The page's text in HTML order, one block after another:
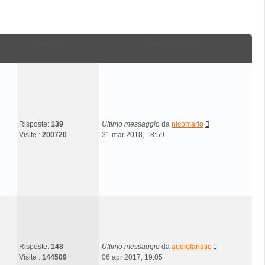
Risposte: 139
Visite : 200720
Ultimo messaggio da nicomario
31 mar 2018, 18:59
Risposte: 148
Visite : 144509
Ultimo messaggio da audiofanatic
06 apr 2017, 19:05